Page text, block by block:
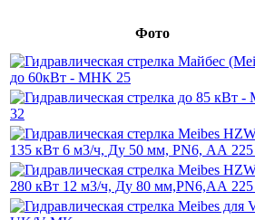
Фото